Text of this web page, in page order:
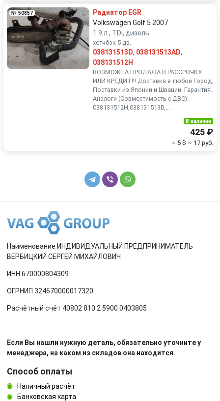
№ 50857
Радиатор EGR
Volkswagen Golf 5 2007
1.9 л., TDi, дизель
хетчбэк 5 дв.
038131513D, 038131513AD,
038131512H
ВОЗМОЖНА ПРОДАЖА В РАССРОЧКУ
ИЛИ КРЕДИТ!!! Доставка в любой Город.
Поставки из Японии и Швеции. Гарантия.
Аналоги (Совместимость с ДВС):
038131512H,038131513D,...
В наличии
425 ₽
~ 5 $ ~ 17 руб.
Наименование ИНДИВИДУАЛЬНЫЙ ПРЕДПРИНИМАТЕЛЬ
ВЕРБИЦКИЙ СЕРГЕЙ МИХАЙЛОВИЧ
ИНН 670000804309
ОГРНИП 324670000017320
Расчётный счёт 40802 810 2 5900 0403805
Если Вы нашли нужную деталь, обязательно уточните у
менеджера, на каком из складов она находится.
Способ оплаты
Наличный расчёт
Банковская карта